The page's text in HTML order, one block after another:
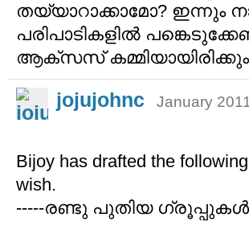
തയ്യാറാക്കാമോ? ഇന്നും
പരിപാടികളില്‍
ആക്സസ്
jojujohnc January
Bijoy has drafted the
wish.
-----രണ്ടു പുതിയ ഗ്രൂപ്പുകള്‍